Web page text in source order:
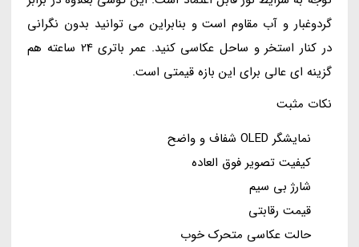
گردوغبار و آب مقاوم است و بنابراین می توانید بدون نگرانی
در کنار استخر و ساحل عکاسی کنید. عمر باتری 24 ساعته هم
گزینه ای عالی برای این بازه قیمتی است.
نکات مثبت
نمایشگر OLED شفاف و واضح
کیفیت تصویر فوق العاده
شارژ بی سیم
قیمت رقابتی
حالت عکاسی متحرک خوب